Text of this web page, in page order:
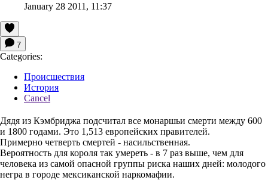
January 28 2011, 11:37
7
Categories:
Происшествия
История
Cancel
Дядя из Кэмбриджа подсчитал все монаршьи смерти между 600
и 1800 годами. Это 1,513 европейских правителей.
Примерно четверть смертей - насильственная.
Вероятность для короля так умереть - в 7 раз выше, чем для
человека из самой опасной группы риска наших дней: молодого
негра в городе мексиканской наркомафии.